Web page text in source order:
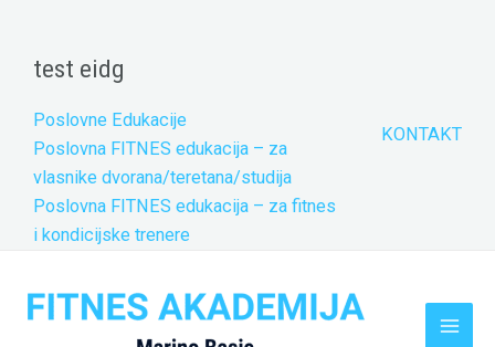
contenttest eidg
Poslovne Edukacije
Poslovna FITNES edukacija – za
vlasnike dvorana/teretana/studija
Poslovna FITNES edukacija – za fitnes
i kondicijske trenere
KONTAKT